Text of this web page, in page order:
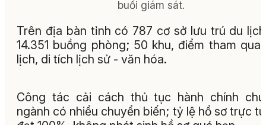
buổi giám sát.
Trên địa bàn tỉnh có 787 cơ sở lưu trú du
14.351 buồng phòng; 50 khu, điểm tham
lịch, di tích lịch sử - văn hóa.
Công tác cải cách thủ tục hành chính
ngành có nhiều chuyển biến; tỷ lệ hồ sơ trực